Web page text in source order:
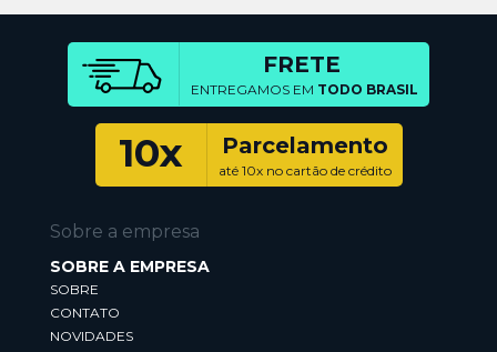
FRETE
ENTREGAMOS EM TODO BRASIL
10x Parcelamento
até 10x no cartão de crédito
Sobre a empresa
SOBRE A EMPRESA
SOBRE
CONTATO
NOVIDADES